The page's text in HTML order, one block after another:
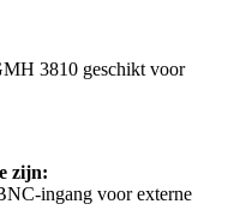
3810 geschikt voor
zijn:
ingang voor externe